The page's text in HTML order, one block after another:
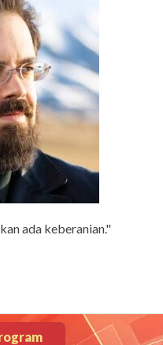
ada keberanian."